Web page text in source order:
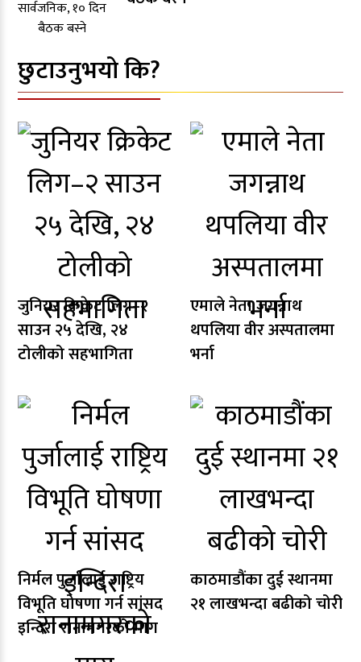
छुटाउनुभयो कि?
जुनियर क्रिकेट लिग–२
साउन २५ देखि, २४
टोलीको सहभागिता
एमाले नेता जगन्नाथ
थपलिया वीर अस्पतालमा
भर्ना
निर्मल पुर्जालाई राष्ट्रिय
विभूति घोषणा गर्न सांसद
इन्दिरा रानामगरको माग
काठमाडौंका दुई स्थानमा
२१ लाखभन्दा बढीको चोरी